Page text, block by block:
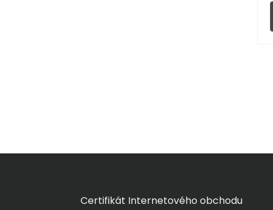
Certifikát Internetového obchodu